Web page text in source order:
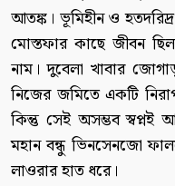
আতঙ্ক। ভূমিহীন ও
মোস্তফার কাছে জীবন
নাম। দুবেলা খাবার
নিজের জমিতে একটি
কিন্তু সেই অসম্ভব স্বপ্নই
মহান বন্ধু ভিনসেনজো
লাওরার হাত ধরে।